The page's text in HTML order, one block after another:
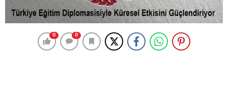
0 0